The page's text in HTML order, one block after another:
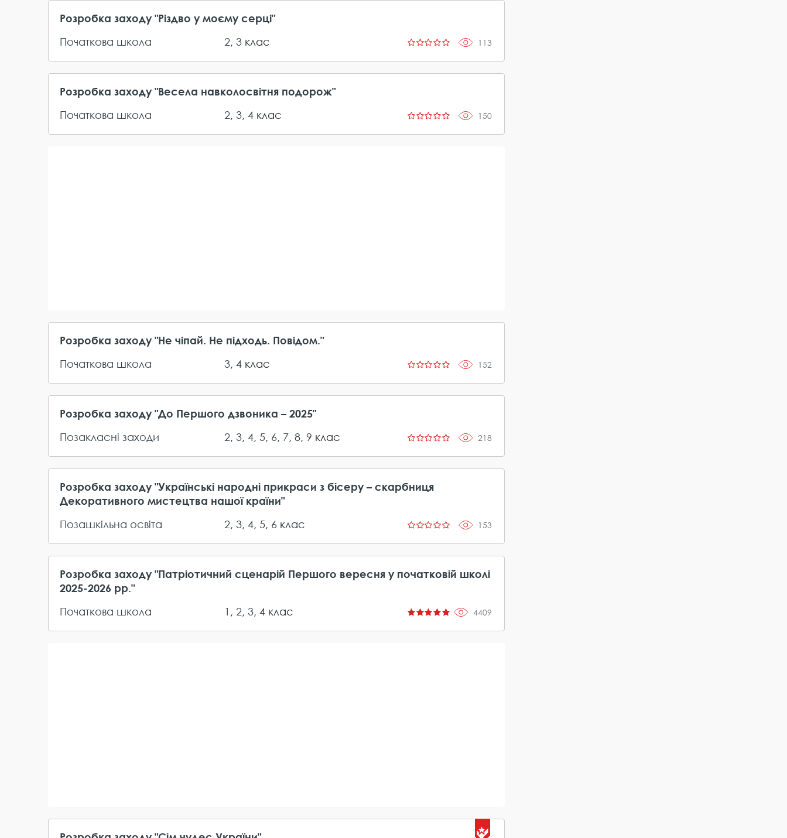
Розробка заходу "Різдво у моєму серці"
Початкова школа
2, 3клас 113
Розробка заходу "Весела навколосвітня подорож"
Початкова школа
2, 3, 4клас 150
Розробка заходу "Не чіпай. Не підходь. Повідом."
Початкова школа
3, 4клас 152
Розробка заходу "До Першого дзвоника – 2025"
Позакласні заходи
2, 3, 4, 5, 6, 7, 8, 9 клас 218
Розробка заходу "Українські народні прикраси з бісеру – скарбниця
Декоративного мистецтва нашої країни"
Позашкільна освіта
2, 3, 4, 5, 6клас 153
Розробка заходу "Патріотичний сценарій Першого вересня у початковій школі
2025-2026 рр."
Початкова школа
1 , 2, 3, 4клас 4409